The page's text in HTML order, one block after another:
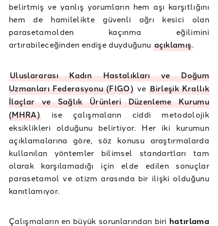
belirtmiş ve yanlış yorumların hem aşı karşıtlığını
hem de hamilelikte güvenli ağrı kesici olan
parasetamolden kaçınma eğilimini
artırabileceğinden endişe duyduğunu açıklamış.
Uluslararası Kadın Hastalıkları ve Doğum
Uzmanları Federasyonu (FIGO) veBirleşik Krallık
İlaçlar ve Sağlık Ürünleri Düzenleme Kurumu
(MHRA)ise çalışmaların ciddi metodolojik
eksiklikleri olduğunu belirtiyor. Her iki kurumun
açıklamalarına göre, söz konusu araştırmalarda
kullanılan yöntemler bilimsel standartları tam
olarak karşılamadığı için elde edilen sonuçlar
parasetamol ve otizm arasında bir ilişki olduğunu
kanıtlamıyor.
Çalışmaların en büyük sorunlarından biri hatırlama